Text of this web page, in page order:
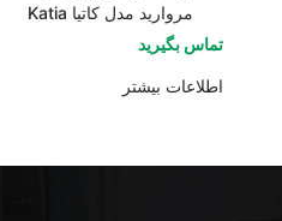
مروارید مدل کاتیا Katia
تماس بگیرید
اطلاعات بیشتر